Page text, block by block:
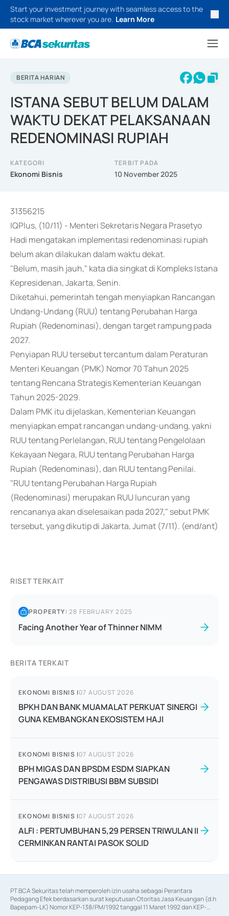
Start your investment journey with seamless access to the
stock market wherever you are. Learn More
BERITA HARIAN
ISTANA SEBUT BELUM DALAM
WAKTU DEKAT PELAKSANAAN
REDENOMINASI RUPIAH
KATEGORI
Ekonomi Bisnis
TERBIT PADA
10 November 2025
31356215
IQPlus, (10/11) - Menteri Sekretaris Negara Prasetyo
Hadi mengatakan implementasi redenominasi rupiah
belum akan dilakukan dalam waktu dekat.
"Belum, masih jauh," kata dia singkat di Kompleks Istana
Kepresidenan, Jakarta, Senin.
Diketahui, pemerintah tengah menyiapkan Rancangan
Undang-Undang (RUU) tentang Perubahan Harga
Rupiah (Redenominasi), dengan target rampung pada
2027.
Penyiapan RUU tersebut tercantum dalam Peraturan
Menteri Keuangan (PMK) Nomor 70 Tahun 2025
tentang Rencana Strategis Kementerian Keuangan
Tahun 2025-2029.
Dalam PMK itu dijelaskan, Kementerian Keuangan
menyiapkan empat rancangan undang-undang, yakni
RUU tentang Perlelangan, RUU tentang Pengelolaan
Kekayaan Negara, RUU tentang Perubahan Harga
Rupiah (Redenominasi), dan RUU tentang Penilai.
"RUU tentang Perubahan Harga Rupiah
(Redenominasi) merupakan RUU luncuran yang
rencananya akan diselesaikan pada 2027," sebut PMK
tersebut, yang dikutip di Jakarta, Jumat (7/11). (end/ant)
RISET TERKAIT
PROPERTY|28 FEBRUARY 2025
Facing Another Year of Thinner NIMM
BERITA TERKAIT
EKONOMI BISNIS |07 AUGUST 2026
BPKH DAN BANK MUAMALAT PERKUAT SINERGI
GUNA KEMBANGKAN EKOSISTEM HAJI
EKONOMI BISNIS |07 AUGUST 2026
BPH MIGAS DAN BPSDM ESDM SIAPKAN
PENGAWAS DISTRIBUSI BBM SUBSIDI
EKONOMI BISNIS |07 AUGUST 2026
ALFI : PERTUMBUHAN 5,29 PERSEN TRIWULAN II
CERMINKAN RANTAI PASOK SOLID
PT BCA Sekuritas telah memperoleh izin usaha sebagai Perantara
Pedagang Efek berdasarkan surat keputusan Otoritas Jasa Keuangan (d.h
Bapepam-LK) Nomor KEP-138/PM/1992 tanggal 11 Maret 1992 dan KEP-